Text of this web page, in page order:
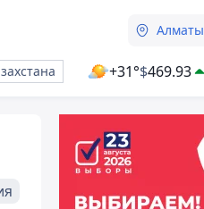
Алматы
+31°$469.93